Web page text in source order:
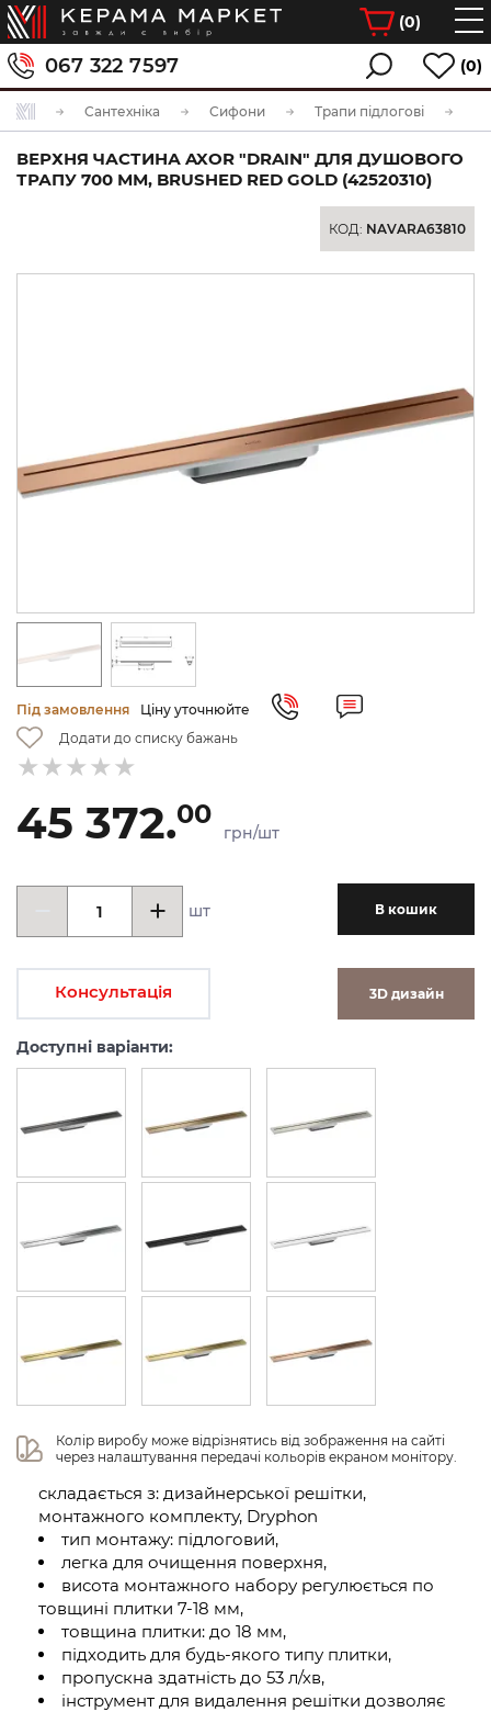
(0)
067 322 7597 (0)
Сантехніка Сифони Трапи підлогові
ВЕРХНЯ ЧАСТИНА AXOR "DRAIN" ДЛЯ ДУШОВОГО
ТРАПУ 700 ММ, BRUSHED RED GOLD (42520310)
КОД: NAVARA63810
Під замовлення
Ціну уточнюйте
Додати до списку бажань
45 372.00
грн/шт
шт В кошик
Консультація 3D дизайн
Доступні варіанти:
Колір виробу може відрізнятись від зображення на сайті
через налаштування передачі кольорів екраном монітору.
складається з: дизайнерської решітки,
монтажного комплекту, Dryphon
тип монтажу: підлоговий,
легка для очищення поверхня,
висота монтажного набору регулюється по
товщині плитки 7-18 мм,
товщина плитки: до 18 мм,
підходить для будь-якого типу плитки,
пропускна здатність до 53 л/хв,
інструмент для видалення решітки дозволяє